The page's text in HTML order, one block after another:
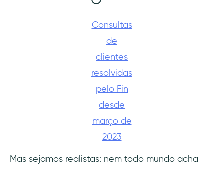
11- Botpress
Consultas
de
clientes
resolvidas
pelo Fin
desde
março de
2023
Mas sejamos realistas: nem todo mundo acha